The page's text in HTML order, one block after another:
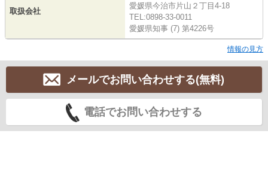
取扱会社
愛媛県今治市片山２丁目4-18
TEL:0898-33-0011
愛媛県知事 (7) 第4226号
情報の見方
メールでお問い合わせする(無料)
電話でお問い合わせする